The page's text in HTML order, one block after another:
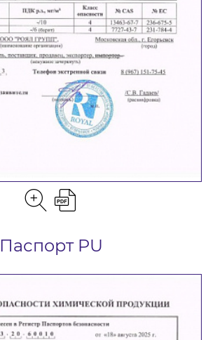
Паспорт PU